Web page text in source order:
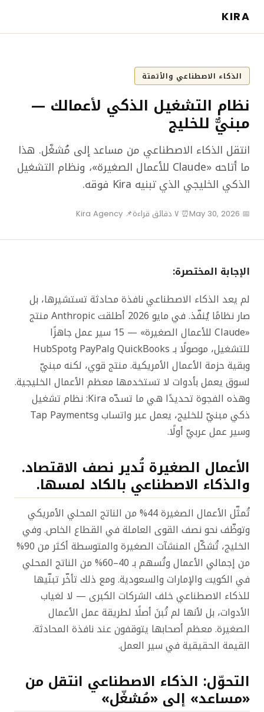
KIRA
الذكاء الاصطناعي والأتمتة
نظام التشغيل الذكي لأعمالك —
مبنيٌّ للخليج
انتقل الذكاء الاصطناعي من مساعد إلى مُشغّل. هذا
ما أتاحه «Claude للأعمال الصغيرة»، ونظام التشغيل
الذكي الخليجي الذي تبنيه Kira فوقه.
📅 May 30, 2026 ⏰ ٧ دقائق قراءة 📌 Kira Agency
الإجابة المختصرة:
لم يعد الذكاء الاصطناعي نافذة محادثة تستشيرها، بل
صار نظامًا يُنفّذ. في مايو 2026 أطلقت Anthropic منتج
«Claude للأعمال الصغيرة» — 15 سير عمل جاهزًا
للتشغيل، موصولًا بـ QuickBooks وPayPal وHubSpot
وبقية حزمة الأعمال الأمريكية. منتج قوي، لكنه مبنيّ
لسوق يعمل بأدوات لا تستخدمها معظم الأعمال الخليجية.
وهذه الفجوة تحديدًا هي ما تسدّه Kira: نظام تشغيل
ذكي مبنيّ للخليج، يعمل عبر واتساب وTap Payments
وسير عمل عربيّ أولًا.
الأعمال الصغيرة تُدير نصف الاقتصاد.
والذكاء الاصطناعي بالكاد لمسها.
تُمثّل الأعمال الصغيرة 44% من الناتج المحلي الأمريكي
وتوظّف نحو نصف القوى العاملة في القطاع الخاص. وفي
الخليج، تُشكّل المنشآت الصغيرة والمتوسطة أكثر من 90%
من إجمالي الأعمال وتُسهم بـ 40–60% من الناتج المحلي
في الكويت والإمارات والسعودية. ومع ذلك تأخّر تبنّيها
للذكاء الاصطناعي خلف الشركات الكبرى — لا لغياب
الأدوات، بل لأنها لم تُبنَ أصلًا لطريقة عمل الأعمال
الصغيرة. معظم أصحابها يتوقفون عند نافذة المحادثة.
القيمة الحقيقية في سير العمل.
التحوّل: الذكاء الاصطناعي انتقل من
«مساعد» إلى «مُشغّل»